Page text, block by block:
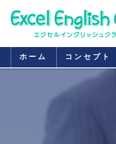
ホーム コンセプト